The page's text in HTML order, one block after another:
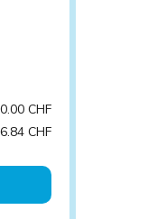
CHF
6.84 CHF